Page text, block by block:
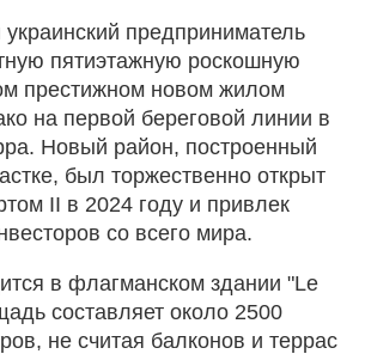
украинский предприниматель
пятиэтажную роскошную
престижном новом жилом
на первой береговой линии в
Новый район, построенный
был торжественно открыт
II в 2024 году и привлек
со всего мира.
в флагманском здании "Le
составляет около 2500
не считая балконов и террас